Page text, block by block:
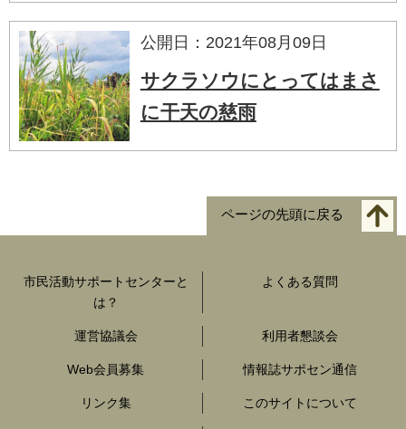
公開日：2021年08月09日
サクラソウにとってはまさ
に干天の慈雨
ページの先頭に戻る
市民活動サポートセンターと
は？
よくある質問
運営協議会 利用者懇談会
Web会員募集 情報誌サポセン通信
リンク集 このサイトについて